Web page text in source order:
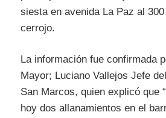
siesta en avenida La Paz al
cerrojo.
La información fue confirmada
Mayor; Luciano Vallejos Jefe
San Marcos, quien explicó que
hoy dos allanamientos en el